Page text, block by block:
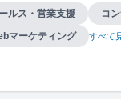
ルス・営業支援 コ
マーケティング
すべて